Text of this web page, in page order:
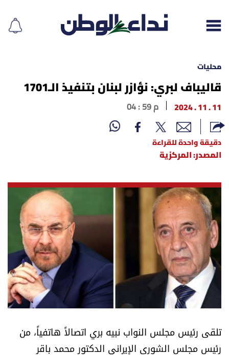
إقرأ الجريدة
لبنان
الغلاف
نداء اليوم
محليات
أسرار
متفرقات
نداء القرّاء
خاص الموقع
محليات
قاليباف لبري: نؤازر لبنان بتنفيذ الـ1701
11 . 11 . 2024 04 : 59 م
دقيقة واحدة للقراءة
المصدر: المركزية
تلقى رئيس مجلس النواب نبيه بري اتصالاً هاتفياً، من
رئيس مجلس الشورى الإيراني الدكتور محمد باقر